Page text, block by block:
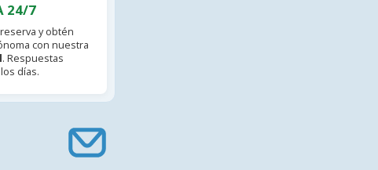
24/7
y obtén
con nuestra
. Respuestas
días.